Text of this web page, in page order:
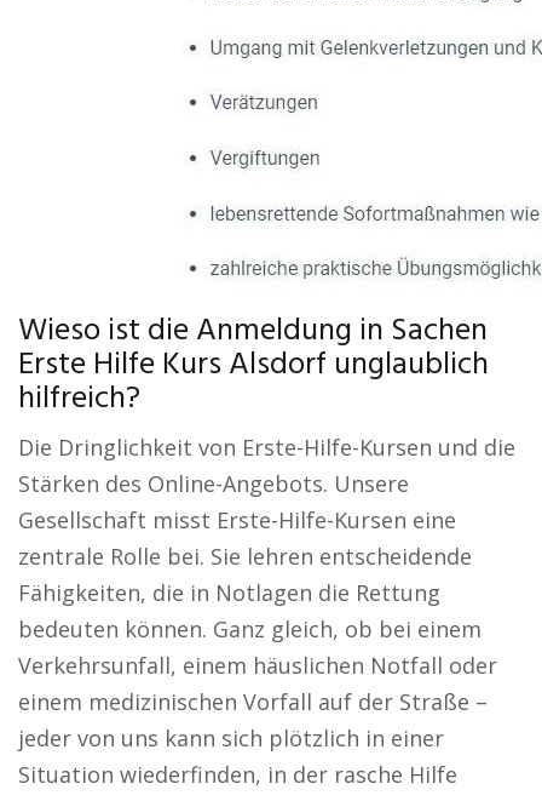
Wieso ist die Anmeldung in Sachen
Erste Hilfe Kurs Alsdorf unglaublich
hilfreich?
Die Dringlichkeit von Erste-Hilfe-Kursen und die
Stärken des Online-Angebots. Unsere
Gesellschaft misst Erste-Hilfe-Kursen eine
zentrale Rolle bei. Sie lehren entscheidende
Fähigkeiten, die in Notlagen die Rettung
bedeuten können. Ganz gleich, ob bei einem
Verkehrsunfall, einem häuslichen Notfall oder
einem medizinischen Vorfall auf der Straße –
jeder von uns kann sich plötzlich in einer
Situation wiederfinden, in der rasche Hilfe